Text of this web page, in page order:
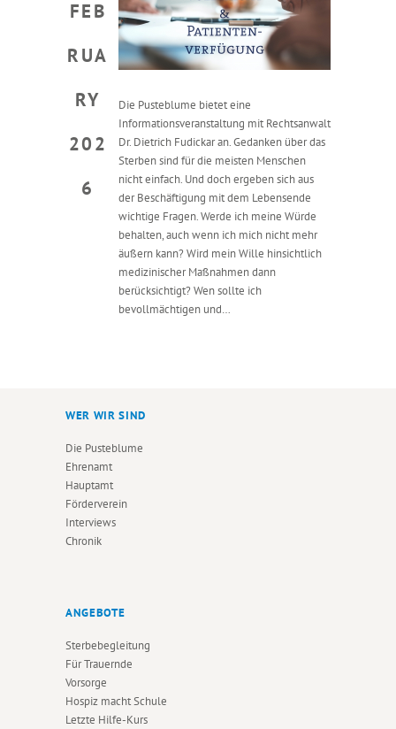
FEB
RUA
RY
202
6
Die Pusteblume bietet eine
Informationsveranstaltung mit Rechtsanwalt
Dr. Dietrich Fudickar an. Gedanken über das
Sterben sind für die meisten Menschen
nicht einfach. Und doch ergeben sich aus
der Beschäftigung mit dem Lebensende
wichtige Fragen. Werde ich meine Würde
behalten, auch wenn ich mich nicht mehr
äußern kann? Wird mein Wille hinsichtlich
medizinischer Maßnahmen dann
berücksichtigt? Wen sollte ich
bevollmächtigen und…
WER WIR SIND
Die Pusteblume
Ehrenamt
Hauptamt
Förderverein
Interviews
Chronik
ANGEBOTE
Sterbebegleitung
Für Trauernde
Vorsorge
Hospiz macht Schule
Letzte Hilfe-Kurs